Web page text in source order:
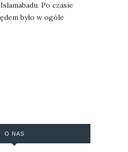
Po czasie
było w ogóle
O NAS